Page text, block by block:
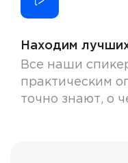
Находим
Все наши
практическим
точно знают, о